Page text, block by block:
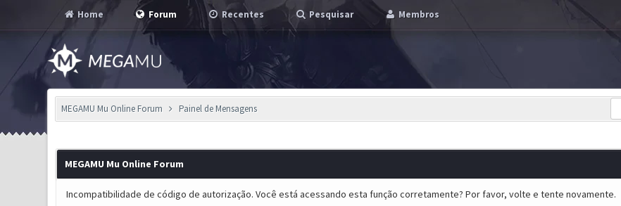
Home Forum Recentes Pesquisar Membros
MEGAMU Mu Online Forum Painel de Mensagens
MEGAMU Mu Online Forum
Incompatibilidade de código de autorização. Você está acessando esta função corretamente? Por favor, volte e tente novamente.